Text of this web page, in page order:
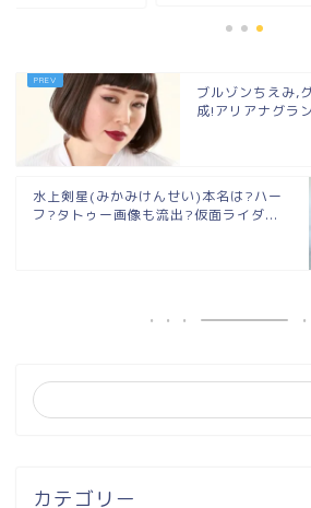
ブルゾンちえみ,
成!アリアナグラ
水上剣星(みかみけんせい)本名は?ハー
フ?タトゥー画像も流出?仮面ライダ...
カテゴリー